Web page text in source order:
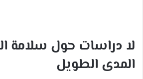
لا دراسات حول سلامة
المدى الطويل